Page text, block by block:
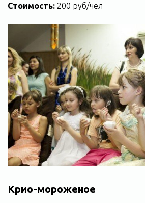
Стоимость: 200 руб/чел
Крио-мороженое